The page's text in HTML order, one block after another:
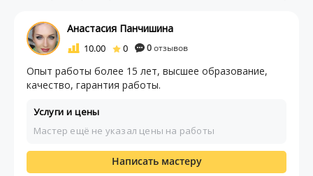
Анастасия Панчишина
10.00 0 0отзывов
Опыт работы более 15 лет, высшее образование,
качество, гарантия работы.
Услуги и цены
Мастер ещё не указал цены на работы
Написать мастеру